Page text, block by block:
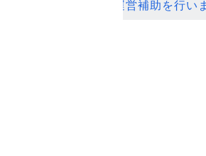
の運営補助を行い